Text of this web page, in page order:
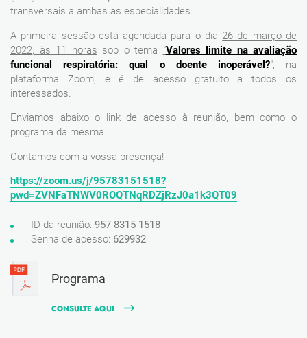
transversais a ambas as especialidades.
A primeira sessão está agendada para o dia 26 de março de
2022, às 11 horas sob o tema "Valores limite na avaliação
funcional respiratória: qual o doente inoperável?", na
plataforma Zoom, e é de acesso gratuito a todos os
interessados.
Enviamos abaixo o link de acesso à reunião, bem como o
programa da mesma.
Contamos com a vossa presença!
https://zoom.us/j/95783151518?
pwd=ZVNFaTNWV0ROQTNqRDZjRzJ0a1k3QT09
ID da reunião: 957 8315 1518
Senha de acesso: 629932
Programa
CONSULTE AQUI